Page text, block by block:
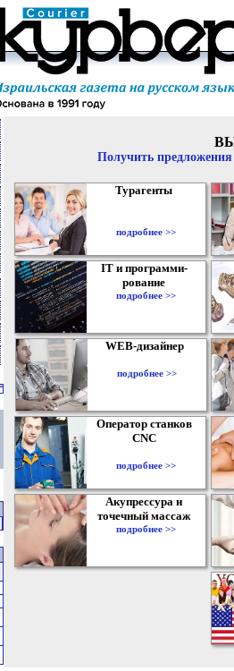
Получить
Турагенты
подробнее >>
IT и программи-
рование
подробнее >>
WEB-дизайнер
подробнее >>
Оператор станков
CNC
подробнее >>
Акупрессура и
точечный массаж
подробнее >>